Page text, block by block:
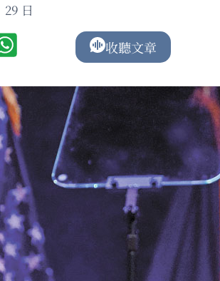
29 日
收聽文章